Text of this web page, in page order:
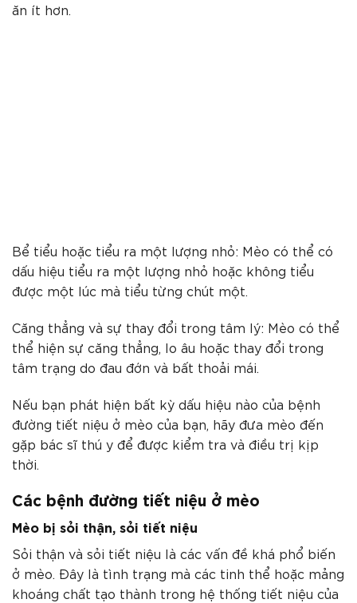
ăn ít hơn.
Bể tiểu hoặc tiểu ra một lượng nhỏ: Mèo có thể có
dấu hiệu tiểu ra một lượng nhỏ hoặc không tiểu
được một lúc mà tiểu từng chút một.
Căng thẳng và sự thay đổi trong tâm lý: Mèo có thể
thể hiện sự căng thẳng, lo âu hoặc thay đổi trong
tâm trạng do đau đớn và bất thoải mái.
Nếu bạn phát hiện bất kỳ dấu hiệu nào của bệnh
đường tiết niệu ở mèo của bạn, hãy đưa mèo đến
gặp bác sĩ thú y để được kiểm tra và điều trị kịp
thời.
Các bệnh đường tiết niệu ở mèo
Mèo bị sỏi thận, sỏi tiết niệu
Sỏi thận và sỏi tiết niệu là các vấn đề khá phổ biến
ở mèo. Đây là tình trạng mà các tinh thể hoặc mảng
khoáng chất tạo thành trong hệ thống tiết niệu của